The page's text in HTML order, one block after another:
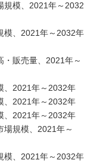
模、2021年～2032
、2021年～2032年
販売量、2021年～
2021年～2032年
2021年～2032年
2021年～2032年
規模、2021年～
、2021年～2032年